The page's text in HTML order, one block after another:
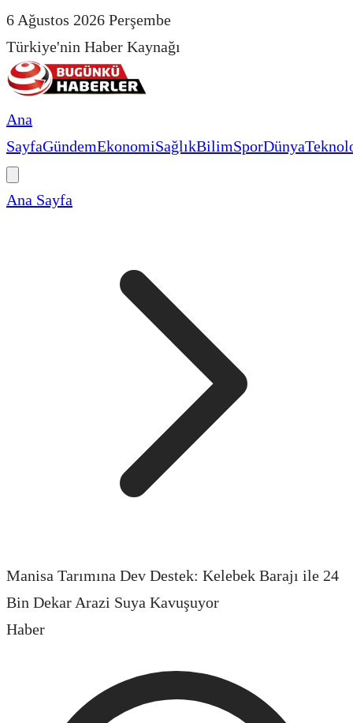
6 Ağustos 2026 Perşembe
Türkiye'nin Haber Kaynağı
Ana
SayfaGündemEkonomiSağlıkBilimSporDünya
Ana Sayfa
Manisa Tarımına Dev Destek: Kelebek Barajı ile 24
Bin Dekar Arazi Suya Kavuşuyor
Haber